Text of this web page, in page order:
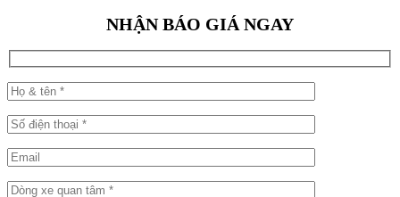
NHẬN BÁO GIÁ NGAY